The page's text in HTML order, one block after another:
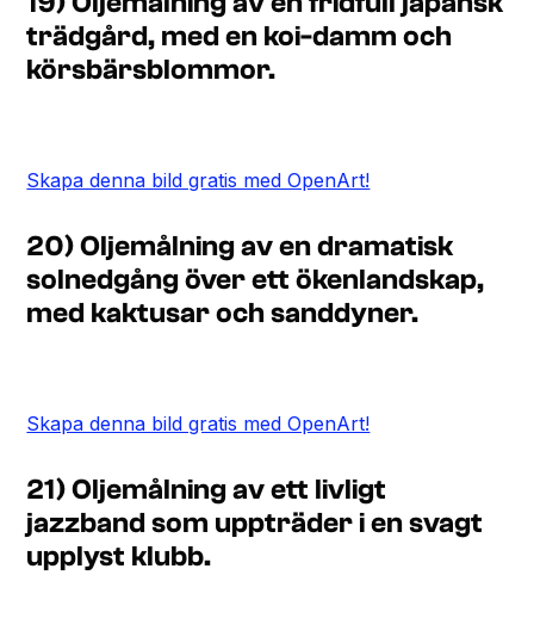
trädgård, med en koi-damm och
körsbärsblommor.
Skapa denna bild gratis med OpenArt!
20) Oljemålning av en dramatisk
solnedgång över ett ökenlandskap,
med kaktusar och sanddyner.
Skapa denna bild gratis med OpenArt!
21) Oljemålning av ett livligt
jazzband som uppträder i en svagt
upplyst klubb.